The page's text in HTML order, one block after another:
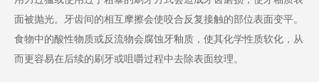
面被抛光。牙齿间的相互摩擦会使咬合反复接触的部位表面变平。
食物中的酸性物质或反流物会腐蚀牙釉质，使其化学性质软化，从
而更容易在后续的刷牙或咀嚼过程中去除表面纹理。